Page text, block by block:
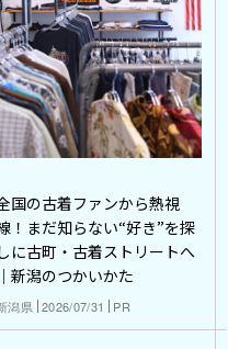
国の古着ファンから熱視
！まだ知らない“好き”を探
しに古町・古着ストリートへ
｜新潟のつかいかた
潟県 2026/07/31 PR